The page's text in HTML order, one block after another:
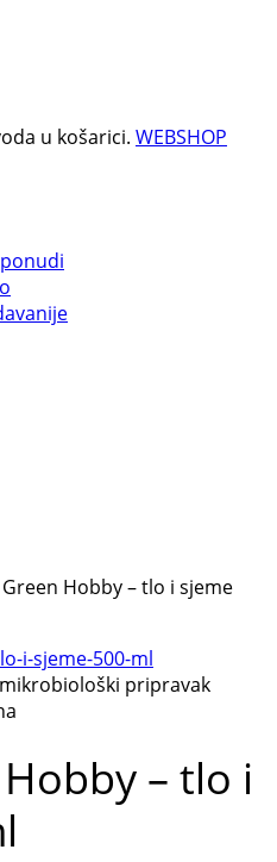
u košarici. WEBSHOP
Hobby – tlo i sjeme
– tlo i